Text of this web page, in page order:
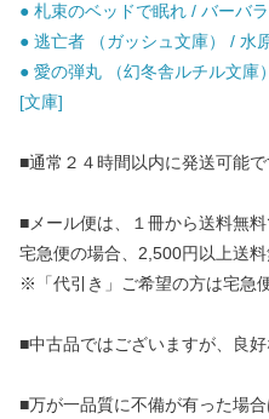
● 札束のベッドで眠れ / バーバ
● 逃亡者 （ガッシュ文庫） / 水
● 愛の弾丸 （幻冬舎ルチル文庫
[文庫]
■通常２４時間以内に発送可能で
■メール便は、１冊から送料無料
宅急便の場合、2,500円以上送料
※「代引き」ご希望の方は宅急
■中古品ではございますが、良好
■万が一品質に不備が有った場合